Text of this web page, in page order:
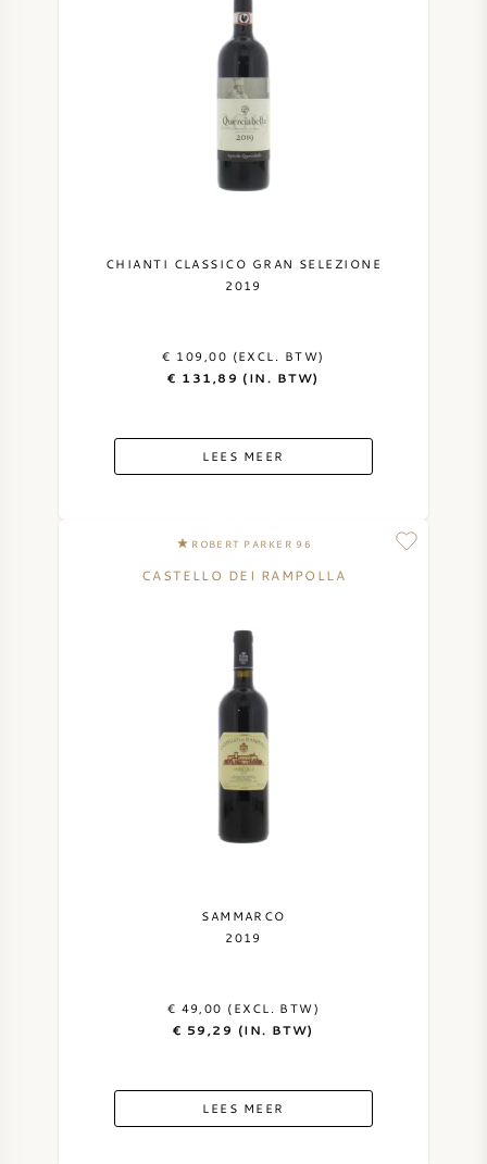
CHIANTI CLASSICO GRAN SELEZIONE
2019
€ 109,00 (EXCL. BTW)
€ 131,89 (IN. BTW)
LEES MEER
ROBERT PARKER 96
CASTELLO DEI RAMPOLLA
SAMMARCO
2019
€ 49,00 (EXCL. BTW)
€ 59,29 (IN. BTW)
LEES MEER